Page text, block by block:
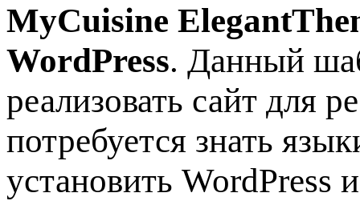
MyCuisine
WordPress. Данный
реализовать сайт для
потребуется знать
установить WordPress